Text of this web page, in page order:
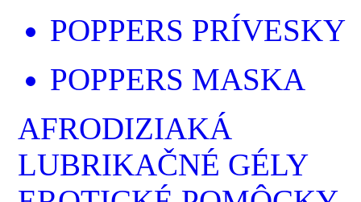
POPPERS PRÍVESKY
POPPERS MASKA
AFRODIZIAKÁ
LUBRIKAČNÉ GÉLY